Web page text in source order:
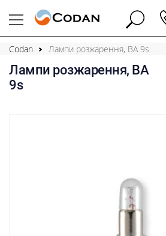
Codan Лампи розжарення, BA 9s
Лампи розжарення, BA
9s